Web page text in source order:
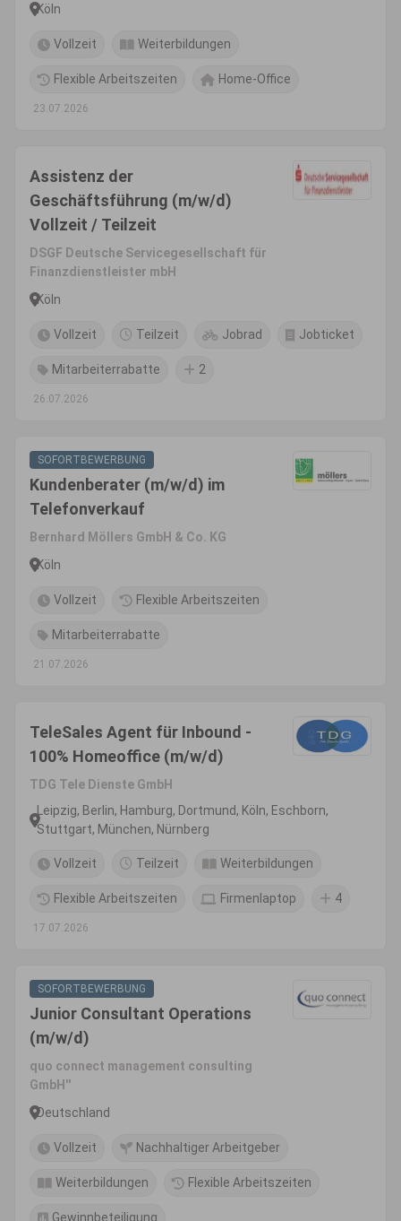
Köln
Vollzeit Weiterbildungen
Flexible Arbeitszeiten Home-Office
23.07.2026
Assistenz der
Geschäftsführung (m/w/d)
Vollzeit / Teilzeit
DSGF Deutsche Servicegesellschaft für
Finanzdienstleister mbH
Köln
Vollzeit Teilzeit Jobrad Jobticket
Mitarbeiterrabatte 2
26.07.2026
SOFORTBEWERBUNG
Kundenberater (m/w/d) im
Telefonverkauf
Bernhard Möllers GmbH & Co. KG
Köln
Vollzeit Flexible Arbeitszeiten
Mitarbeiterrabatte
21.07.2026
TeleSales Agent für Inbound -
100% Homeoffice (m/w/d)
TDG Tele Dienste GmbH
Leipzig, Berlin, Hamburg, Dortmund, Köln, Eschborn,
Stuttgart, München, Nürnberg
Vollzeit Teilzeit Weiterbildungen
Flexible Arbeitszeiten Firmenlaptop 4
17.07.2026
SOFORTBEWERBUNG
Junior Consultant Operations
(m/w/d)
quo connect management consulting
GmbH''
Deutschland
Vollzeit Nachhaltiger Arbeitgeber
Weiterbildungen Flexible Arbeitszeiten
Gewinnbeteiligung